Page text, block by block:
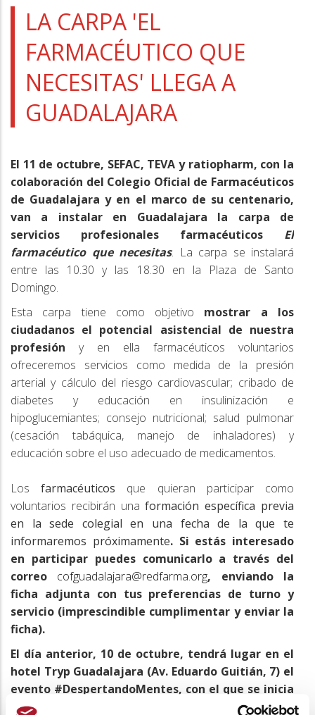
la
navegación
LA CARPA 'EL
FARMACÉUTICO QUE
NECESITAS' LLEGA A
GUADALAJARA
El 11 de octubre, SEFAC, TEVA y ratiopharm, con la
colaboración del Colegio Oficial de Farmacéuticos
de Guadalajara y en el marco de su centenario,
van a instalar en Guadalajara la carpa de
servicios profesionales farmacéuticos El
farmacéutico que necesitas. La carpa se instalará
entre las 10.30 y las 18.30 en la Plaza de Santo
Domingo.
Esta carpa tiene como objetivo mostrar a los
ciudadanos el potencial asistencial de nuestra
profesión
y en ella farmacéuticos voluntarios
ofreceremos servicios como medida de la presión
arterial y cálculo del riesgo cardiovascular; cribado de
diabetes y educación en insulinización e
hipoglucemiantes; consejo nutricional; salud pulmonar
(cesación tabáquica, manejo de inhaladores) y
educación sobre el uso adecuado de medicamentos.
Los farmacéuticos que quieran participar como
voluntarios recibirán una formación específica previa
en la sede colegial en una fecha de la que te
informaremos próximamente. Si estás interesado
en participar puedes comunicarlo a través del
correo
cofguadalajara@redfarma.org, enviando la
ficha adjunta con tus preferencias de turno y
servicio (imprescindible cumplimentar y enviar la
ficha).
El día anterior, 10 de octubre, tendrá lugar en el
hotel Tryp Guadalajara (Av. Eduardo Guitián, 7) el
evento #DespertandoMentes, con el que se inicia
una nueva etapa de presentación de las carpas de